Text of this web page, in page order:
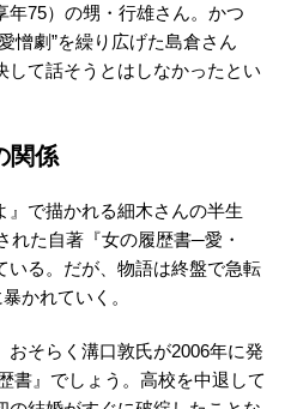
75）の甥・行雄さん。かつ
憎劇”を繰り広げた島倉さん
して話そうとはしなかったとい
関係
で描かれる細木さんの半生
れた自著『女の履歴書─愛・
いる。だが、物語は終盤で急転
かれていく。
おそらく溝口敦氏が2006年に発
書』でしょう。高校を中退して